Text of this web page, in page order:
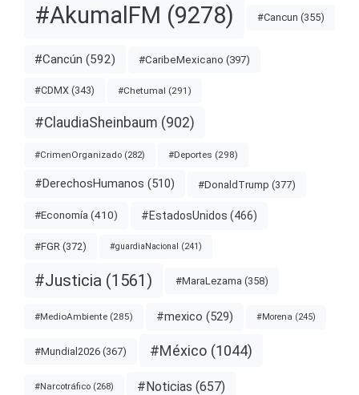
#AkumalFM (9278) #Cancun (355)
#Cancún (592) #CaribeMexicano (397)
#CDMX (343) #Chetumal (291)
#ClaudiaSheinbaum (902)
#CrimenOrganizado (282) #Deportes (298)
#DerechosHumanos (510) #DonaldTrump (377)
#Economía (410) #EstadosUnidos (466)
#FGR (372) #guardiaNacional (241)
#Justicia (1561) #MaraLezama (358)
#MedioAmbiente (285) #mexico (529) #Morena (245)
#Mundial2026 (367) #México (1044)
#Narcotráfico (268) #Noticias (657)